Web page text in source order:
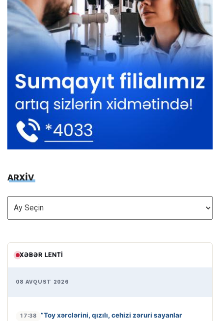
ARXİV
ARXİV
XƏBƏR LENTI
08 AVQUST 2026
17:38
“Toy xərclərini, qızılı, cehizi zəruri sayanlar